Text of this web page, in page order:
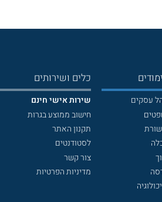
עסקים
כלים ושירותים
שירות אישי חינם
חישוב ממוצע בגרות
תקנון האתר
לסטודנטים
צור קשר
מדיניות הפרטיות